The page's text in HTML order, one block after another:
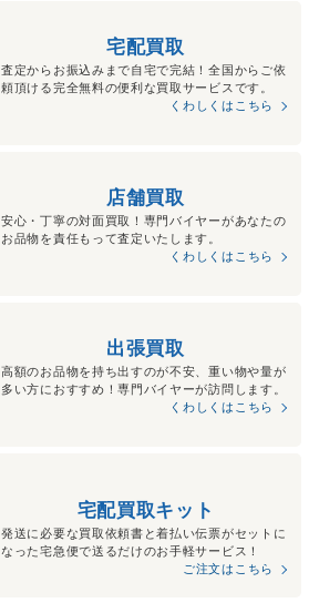
宅配買取
査定からお振込みまで自宅で完結！全国からご依
頼頂ける完全無料の便利な買取サービスです。
くわしくはこちら
店舗買取
安心・丁寧の対面買取！専門バイヤーがあなたの
お品物を責任もって査定いたします。
くわしくはこちら
出張買取
高額のお品物を持ち出すのが不安、重い物や量が
多い方におすすめ！専門バイヤーが訪問します。
くわしくはこちら
宅配買取キット
発送に必要な買取依頼書と着払い伝票がセットに
なった宅急便で送るだけのお手軽サービス！
ご注文はこちら